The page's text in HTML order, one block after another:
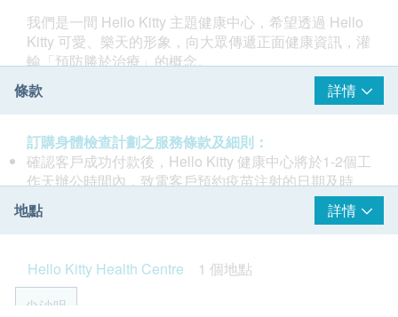
我們是一間 Hello Kitty 主題健康中心，希望透過 Hello
Kitty 可愛、樂天的形象，向大眾傳遞正面健康資訊，灌
輸「預防勝於治療」的概念。
Hello Kitty Health Centre全面照顧家庭健康! 除各種兒
童疫苗，成人疫苗接種及健康檢測外服務亦提供一站式
過敏測試，過敏藥物治療、脫敏療程和基因測試服務。
此外本中心務求令大眾對常見疾病有進一步的了解及關
注，本中心將定期與不同機構合作舉辦健康講座及參予
大型展覽，以達致市民關注兒童健康的重要使命，為兒
條款 詳情
訂購身體檢查計劃之服務條款及細則：
確認客戶成功付款後，Hello Kitty 健康中心將於1-2個工
作天辦公時間內，致電客戶預約疫苗注射的日期及時
間。
客戶必須於預約當天出示身份證明文件及列印訂購確認
信以確認身份。
本疫苗注射有效期為6個月，客戶必須於6個月內(由確
認付款日期起計)接受有關注射，逾期作廢。
訂購一經確認，不設更改已訂購的計劃或疫苗，轉讓給
地點 詳情
Hello Kitty Health Centre
1 個地點
尖沙咀